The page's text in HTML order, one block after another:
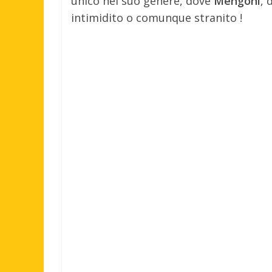
intimidito o comunque stranito !